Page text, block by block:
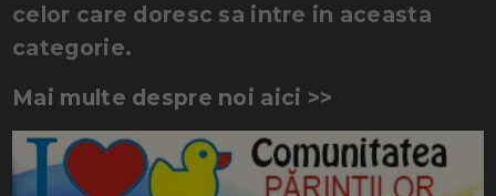
celor care doresc sa intre in aceasta
categorie.
Mai multe despre noi aici >>